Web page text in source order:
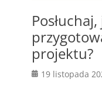
projektu?
Posted
19 listopada